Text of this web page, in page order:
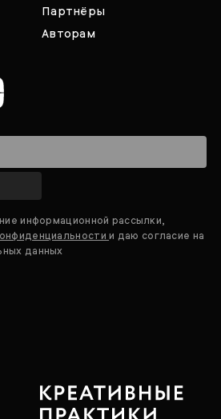
Партнёры
Авторам
информационной рассылки,
и даю согласие на
данных